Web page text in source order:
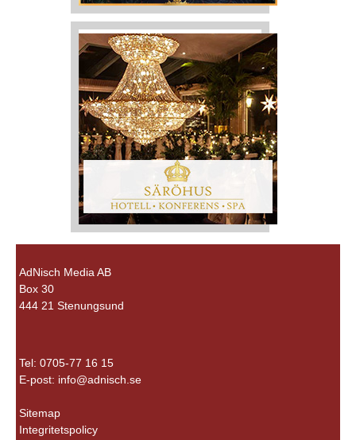
AdNisch Media AB
Box 30
444 21 Stenungsund
Tel: 0705-77 16 15
E-post: info@adnisch.se
Sitemap
Integritetspolicy